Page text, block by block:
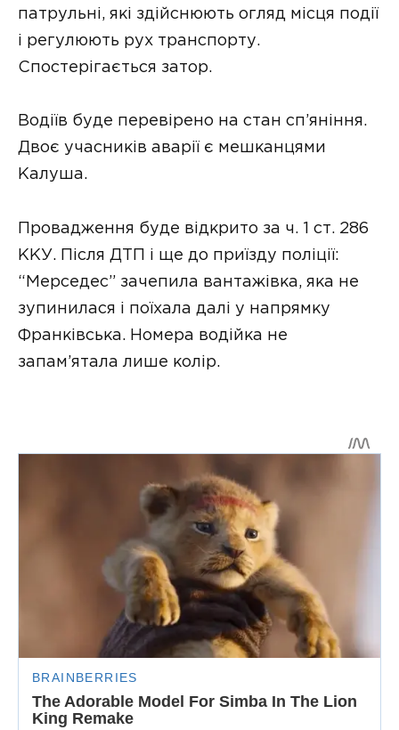
патрульні, які здійснюють огляд місця події
і регулюють рух транспорту.
Спостерігається затор.
Водіїв буде перевірено на стан сп’яніння.
Двоє учасників аварії є мешканцями
Калуша.
Провадження буде відкрито за ч. 1 ст. 286
ККУ. Після ДТП і ще до приїзду поліції:
“Мерседес” зачепила вантажівка, яка не
зупинилася і поїхала далі у напрямку
Франківська. Номера водійка не
запам’ятала лише колір.